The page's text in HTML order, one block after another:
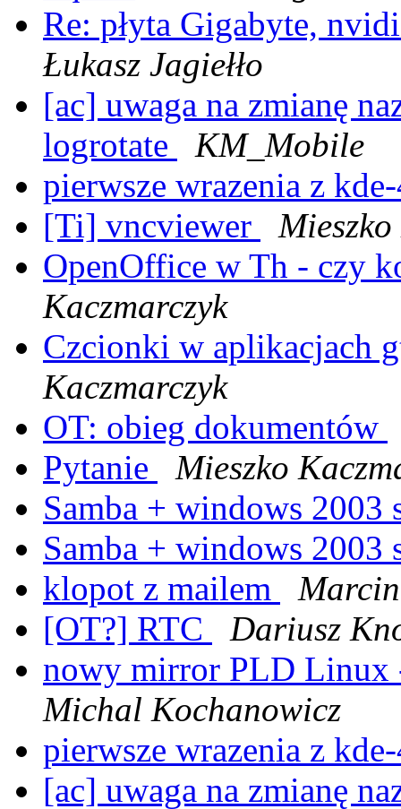
Re: płyta Gigabyte,
Łukasz Jagiełło
[ac] uwaga na zmianę
logrotate
KM_Mobile
pierwsze wrazenia z
[Ti] vncviewer
OpenOffice w Th - czy
Kaczmarczyk
Czcionki w aplikacjach
Kaczmarczyk
OT: obieg dokumentów
Pytanie
Mieszko
Samba + windows 2003
Samba + windows 2003
klopot z mailem
[OT?] RTC
Dariusz
nowy mirror PLD Linux
Michal Kochanowicz
pierwsze wrazenia z
[ac] uwaga na zmianę